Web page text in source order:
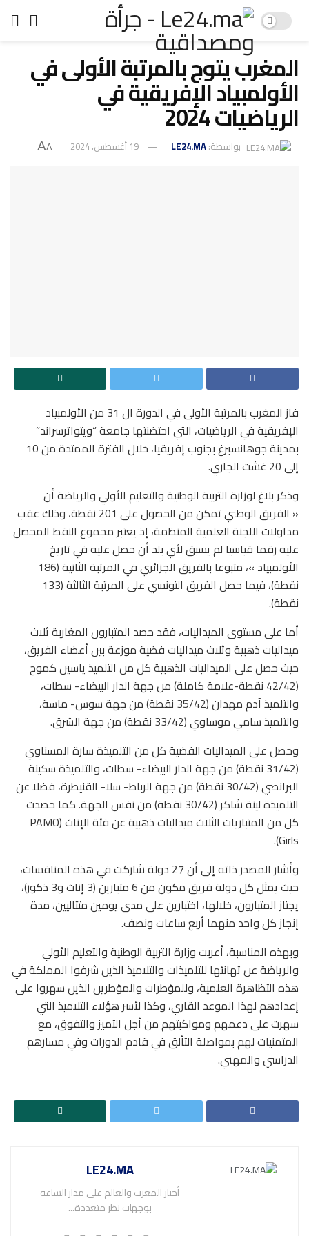
المغرب يتوج بالمرتبة الأولى في
الأولمبياد الإفريقية في
الرياضيات 2024
بواسطة:LE24.MA 19 أغسطس، 2024 A
A
فاز المغرب بالمرتبة الأولى في الدورة ال 31 من الأولمبياد
الإفريقية في الرياضيات، التي احتضنتها جامعة “ويتواترسراند”
بمدينة جوهانسبرغ بجنوب إفريقيا، خلال الفترة الممتدة من 10
إلى 20 غشت الجاري.
وذكر بلاغ لوزارة التربية الوطنية والتعليم الأولي والرياضة أن
« الفريق الوطني تمكن من الحصول على 201 نقطة، وذلك عقب
مداولات اللجنة العلمية المنظمة، إذ يعتبر مجموع النقط المحصل
عليه رقما قياسيا لم يسبق لأي بلد أن حصل عليه في تاريخ
الأولمبياد »، متبوعا بالفريق الجزائري في المرتبة الثانية (186
نقطة)، فيما حصل الفريق التونسي على المرتبة الثالثة (133
نقطة).
أما على مستوى الميداليات، فقد حصد المتبارون المغاربة ثلاث
ميداليات ذهبية وثلاث ميداليات فضية موزعة بين أعضاء الفريق،
حيث حصل على الميداليات الذهبية كل من التلميذ ياسين كموح
(42/42 نقطة-علامة كاملة) من جهة الدار البيضاء- سطات،
والتلميذ آدم مهدان (35/42 نقطة) من جهة سوس- ماسة،
والتلميذ سامي موساوي (33/42 نقطة) من جهة الشرق.
وحصل على الميداليات الفضية كل من التلميذة سارة المسناوي
(31/42 نقطة) من جهة الدار البيضاء- سطات، والتلميذة سكينة
البرانصي (30/42 نقطة) من جهة الرباط- سلا- القنيطرة، فضلا عن
التلميذة لينة شاكر (30/42 نقطة) من نفس الجهة. كما حصدت
كل من المتباريات الثلاث ميداليات ذهبية عن فئة الإناث (PAMO
Girls).
وأشار المصدر ذاته إلى أن 27 دولة شاركت في هذه المنافسات،
حيث يمثل كل دولة فريق مكون من 6 متبارين (3 إناث و3 ذكور)،
يجتاز المتبارون، خلالها، اختبارين على مدى يومين متتاليين، مدة
إنجاز كل واحد منهما أربع ساعات ونصف.
وبهذه المناسبة، أعربت وزارة التربية الوطنية والتعليم الأولي
والرياضة عن تهانئها للتلميذات والتلاميذ الذين شرفوا المملكة في
هذه التظاهرة العلمية، وللمؤطرات والمؤطرين الذين سهروا على
إعدادهم لهذا الموعد القاري، وكذا لأسر هؤلاء التلاميذ التي
سهرت على دعمهم ومواكبتهم من أجل التميز والتفوق، مع
المتمنيات لهم بمواصلة التألق في قادم الدورات وفي مسارهم
الدراسي والمهني.
LE24.MA
أخبار المغرب والعالم على مدار الساعة
بوجهات نظر متعددة...